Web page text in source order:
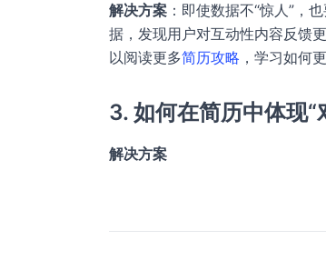
解决方案 ：即使数据不“惊人”，
据，发现用户对互动性内容反馈
以阅读更多简历攻略 ，学习如何
3. 如何在简历中体现“
解决方案